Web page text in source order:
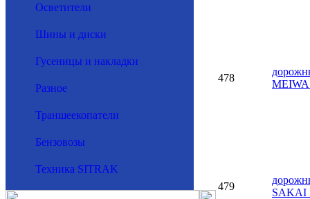
Осветители
Шины и диски
Гусеницы и накладки
Разное
Траншеекопатели
Бензовозы
Техника SITRAK
478
479
SAKAI